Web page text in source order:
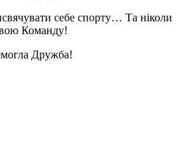
себе спорту… Та ніколи
Команду!
Дружба!